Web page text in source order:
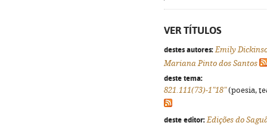
VER TÍTULOS
destes autores: Emily
Mariana Pinto dos Santos
deste tema:
821.111(73)-1"18"(poesia,
deste editor: Edições do